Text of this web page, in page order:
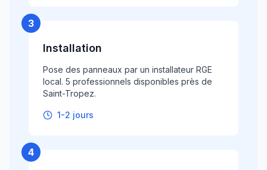
3
Installation
Pose des panneaux par un installateur RGE
local. 5 professionnels disponibles près de
Saint-Tropez.
1-2 jours
4